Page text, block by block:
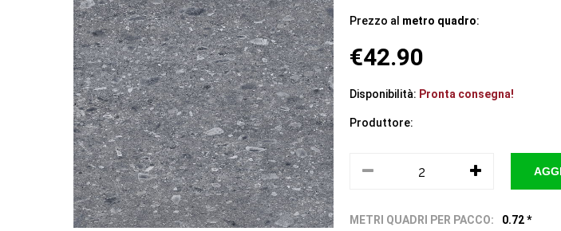
Prezzo al metro quadro:
€42.90
Disponibilità: Pronta consegna!
Produttore:
METRI QUADRI PER PACCO:
0.72 *